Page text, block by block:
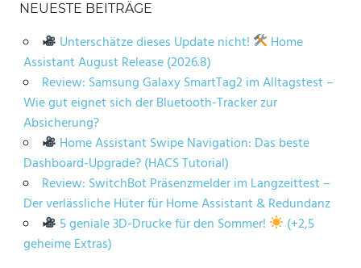
NEUESTE BEITRÄGE
Unterschätze dieses Update nicht!
Home
Assistant August Release (2026.8)
Review: Samsung Galaxy SmartTag2 im Alltagstest –
Wie gut eignet sich der Bluetooth-Tracker zur
Absicherung?
Home Assistant Swipe Navigation: Das beste
Dashboard-Upgrade? (HACS Tutorial)
Review: SwitchBot Präsenzmelder im Langzeittest –
Der verlässliche Hüter für Home Assistant & Redundanz
5 geniale 3D-Drucke für den Sommer!
(+2,5
geheime Extras)